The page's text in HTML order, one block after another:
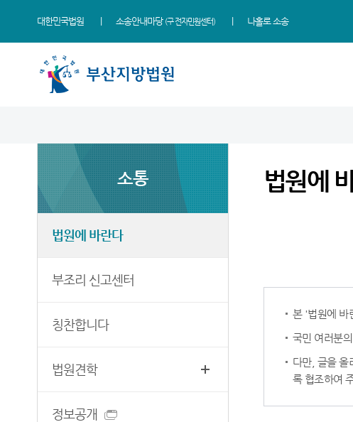
대한민국법원 소송안내마당 (구 전자민원센터) 나홀로 소송
조직 및 전화번호
재판개정 및 법정안내
등기국
찾아오시는길
서부지원
우리법원 주요판결
포토뉴스
연구회 자료실
E-mail Club
법률상담안내
자주묻는질문
유관기관안내
한 우선지원센터
무인등본발급기 안내
판결서사본 제공신청
판결서 인터넷열람
각급법원안내
부조리 신고센터
칭찬합니다
법원견학
소통
법원에 바란다
부조리 신고센터
칭찬합니다
법원견학
정보공개
법원에
본 '법원에 바
국민 여러분
다만, 글을 올
록 협조하여